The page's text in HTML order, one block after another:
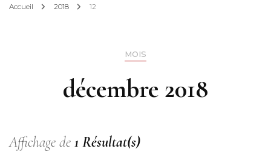
Accueil 2018 12
MOIS
décembre 2018
Affichage de 1 Résultat(s)